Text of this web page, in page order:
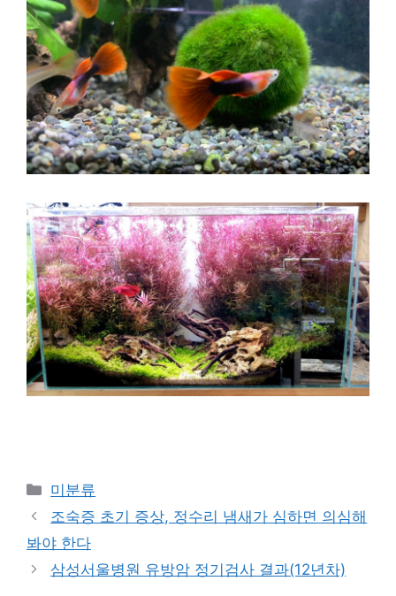
Categories
미분류
조숙증 초기 증상, 정수리 냄새가 심하면 의심해
봐야 한다
삼성서울병원 유방암 정기검사 결과(12년차)